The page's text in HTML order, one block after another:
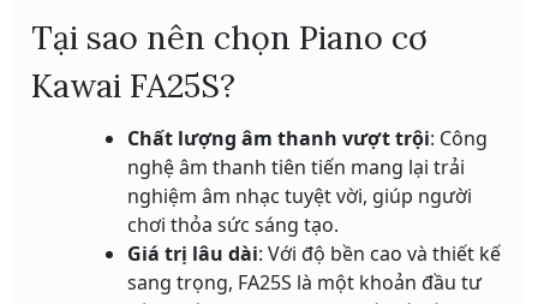
Tại sao nên chọn Piano cơ
Kawai FA25S?
Chất lượng âm thanh vượt trội: Công
nghệ âm thanh tiên tiến mang lại trải
nghiệm âm nhạc tuyệt vời, giúp người
chơi thỏa sức sáng tạo.
Giá trị lâu dài: Với độ bền cao và thiết kế
sang trọng, FA25S là một khoản đầu tư